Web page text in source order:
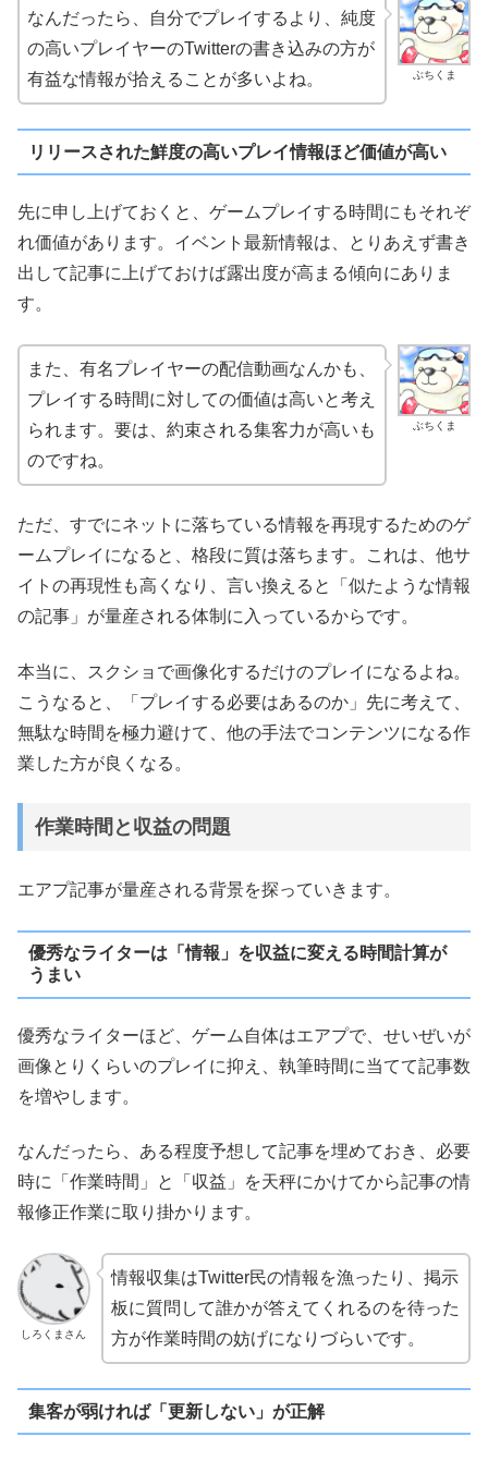
ぶちくま
なんだったら、自分でプレイするより、純度
の高いプレイヤーのTwitterの書き込みの方が
有益な情報が拾えることが多いよね。
リリースされた鮮度の高いプレイ情報ほど価値が高い
先に申し上げておくと、ゲームプレイする時間にもそれぞ
れ価値があります。イベント最新情報は、とりあえず書き
出して記事に上げておけば露出度が高まる傾向にありま
す。
ぶちくま
また、有名プレイヤーの配信動画なんかも、
プレイする時間に対しての価値は高いと考え
られます。要は、約束される集客力が高いも
のですね。
ただ、すでにネットに落ちている情報を再現するためのゲ
ームプレイになると、格段に質は落ちます。これは、他サ
イトの再現性も高くなり、言い換えると「似たような情報
の記事」が量産される体制に入っているからです。
本当に、スクショで画像化するだけのプレイになるよね。
こうなると、「プレイする必要はあるのか」先に考えて、
無駄な時間を極力避けて、他の手法でコンテンツになる作
業した方が良くなる。
作業時間と収益の問題
エアプ記事が量産される背景を探っていきます。
優秀なライターは「情報」を収益に変える時間計算が
うまい
優秀なライターほど、ゲーム自体はエアプで、せいぜいが
画像とりくらいのプレイに抑え、執筆時間に当てて記事数
を増やします。
なんだったら、ある程度予想して記事を埋めておき、必要
時に「作業時間」と「収益」を天秤にかけてから記事の情
報修正作業に取り掛かります。
しろくまさん
情報収集はTwitter民の情報を漁ったり、掲示
板に質問して誰かが答えてくれるのを待った
方が作業時間の妨げになりづらいです。
集客が弱ければ「更新しない」が正解